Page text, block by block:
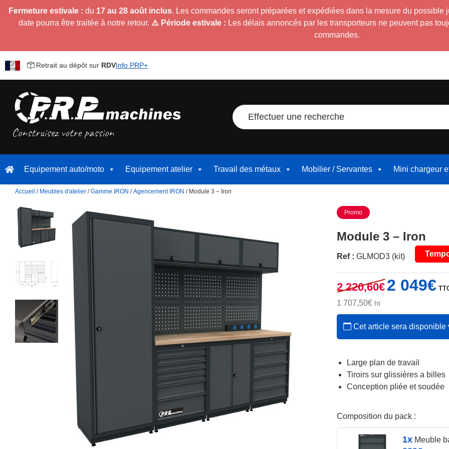
Fermeture estivale : du 17 au 28 août inclus. Les commandes seront préparées et expédiées dans la mesure du possible
date pourra être traitée à notre retour. ⚠️ Période estivale : Les délais annoncés par les transporteurs ne peuvent pas
commandes.
Retrait au dépôt sur RDVInfo PRP+
Effectuer une recherche
Equipement auto/moto Equipement atelier Travail des métaux Mobilier / Servantes Mini chargeur
Accueil / Meubles d'atelier /Gamme IRON /Agencement IRON / Module 3 – Iron
Promo
Module 3 – Iron
Ref : GLMOD3 (kit)
2 220,60€
Le
prix
était :
2
220,60€.
2 049€
est
2
1 707,50€ ht
Cet article sera disponible
Large plan de travail
Tiroirs sur glissières a billes
Conception pliée et soudée
Composition du pack :
1x Meuble